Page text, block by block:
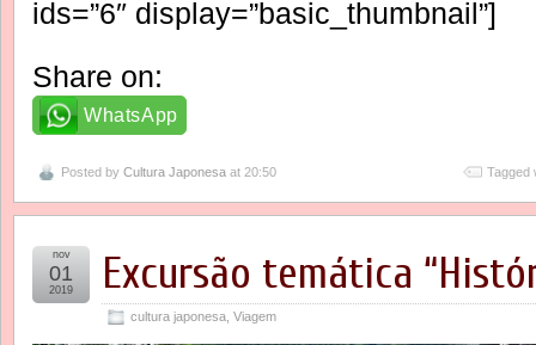
ids=”6″ display=”basic_thumbnail”]
Share on:
WhatsApp
Posted by Cultura Japonesa at 20:50 Tagged
Excursão temática
cultura japonesa, Viagem
nov
01
2019